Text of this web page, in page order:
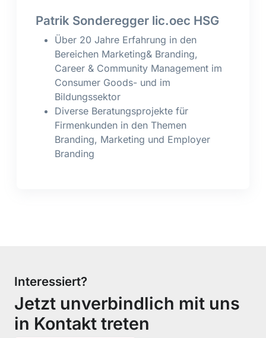
Patrik Sonderegger lic.oec HSG
Über 20 Jahre Erfahrung in den
Bereichen Marketing& Branding,
Career & Community Management im
Consumer Goods- und im
Bildungssektor
Diverse Beratungsprojekte für
Firmenkunden in den Themen
Branding, Marketing und Employer
Branding
Interessiert?
Jetzt unverbindlich mit uns
in Kontakt treten